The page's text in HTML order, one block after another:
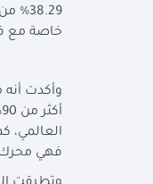
خاصة مع
وأكدت أنه
العالمي،
فهي محرك